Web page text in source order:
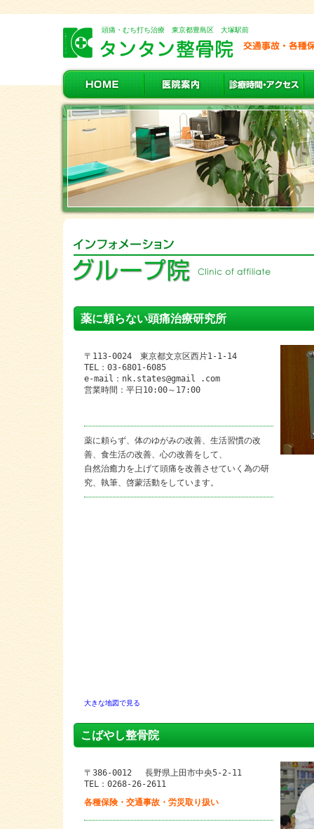
頭痛・むち打ち治療 東京都豊島区 大塚駅前
薬に頼らない頭痛治療研究所
〒113-0024 東京都文京区西片1-1-14
TEL：03-6801-6085
e-mail：nk.states@gmail .com
営業時間：平日10:00～17:00
薬に頼らず、体のゆがみの改善、生活習慣の改
善、食生活の改善、心の改善をして、
自然治癒力を上げて頭痛を改善させていく為の研
究、執筆、啓蒙活動をしています。
大きな地図で見る
こばやし整骨院
〒386-0012 長野県上田市中央5-2-11
TEL：0268-26-2611
各種保険・交通事故・労災取り扱い